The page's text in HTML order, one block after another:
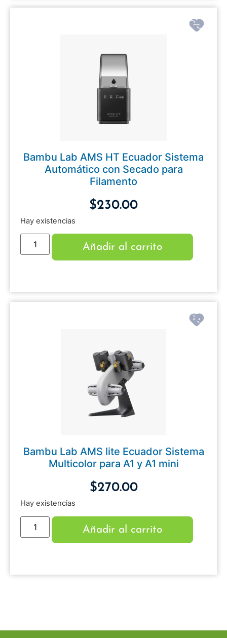
Bambu Lab AMS HT Ecuador Sistema
Automático con Secado para
Filamento
$230.00
Hay existencias
Añadir al carrito
Bambu Lab AMS lite Ecuador Sistema
Multicolor para A1 y A1 mini
$270.00
Hay existencias
Añadir al carrito